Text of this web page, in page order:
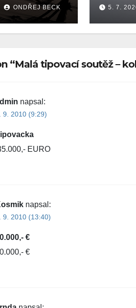
ONDŘEJ BECK 5. 7.
“Malá tipovací soutěž –
napsal:
9. 2010 (9:29)
EURO
napsal:
9. 2010 (13:40)
€
€